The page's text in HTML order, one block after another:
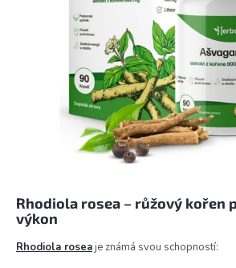
Rhodiola rosea – růžový kořen
výkon
Rhodiola roseaje známá svou schopností: